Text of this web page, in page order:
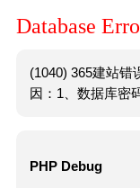
Database
(1040) 365建站错
因：1、数据库密
PHP Debug